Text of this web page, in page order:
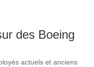
des Boeing
actuels et anciens